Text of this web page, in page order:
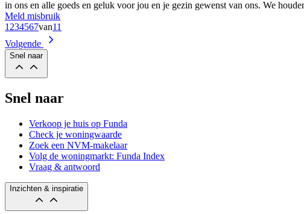
in ons en alle goeds en geluk voor jou en je gezin gewenst van ons. We
Meld misbruik
1 234567van11
Volgende
Snel naar
Snel naar
Verkoop je huis op Funda
Check je woningwaarde
Zoek een NVM-makelaar
Volg de woningmarkt: Funda Index
Vraag & antwoord
Inzichten & inspiratie